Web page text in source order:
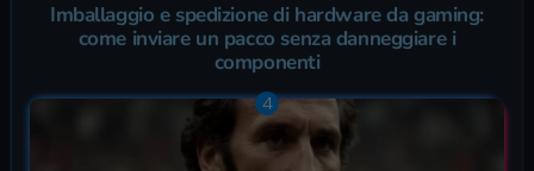
Imballaggio e spedizione di hardware da gaming:
come inviare un pacco senza danneggiare i
componenti